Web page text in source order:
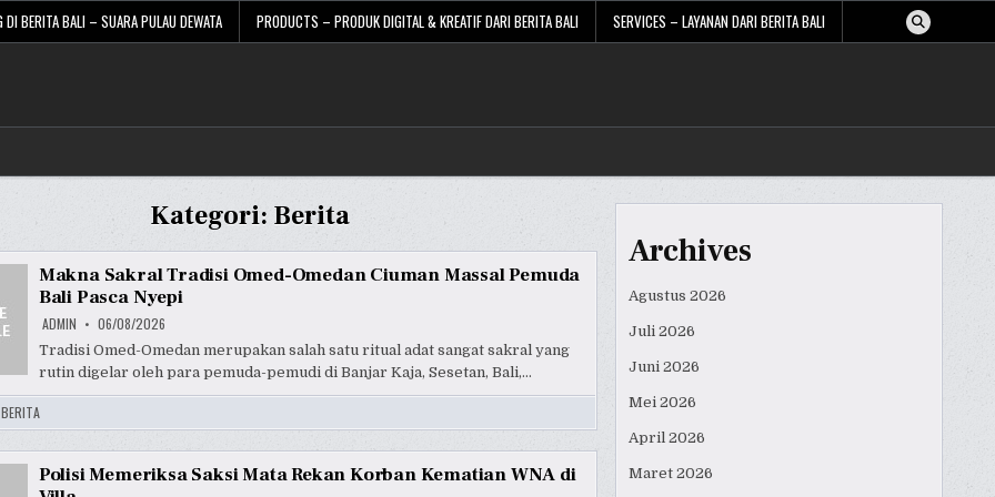
DI BERITA BALI – SUARA PULAU DEWATA PRODUCTS – PRODUK DIGITAL & KREATIF DARI BERITA BALI SERVICES – LAYANAN DARI BERITA BALI
Kategori: Berita
Makna Sakral Tradisi Omed-Omedan Ciuman Massal Pemuda
Bali Pasca Nyepi
ADMIN 06/08/2026
Tradisi Omed-Omedan merupakan salah satu ritual adat sangat sakral yang
rutin digelar oleh para pemuda-pemudi di Banjar Kaja, Sesetan, Bali,…
BERITA
Polisi Memeriksa Saksi Mata Rekan Korban Kematian WNA di
Archives
Agustus 2026
Juli 2026
Juni 2026
Mei 2026
April 2026
Maret 2026